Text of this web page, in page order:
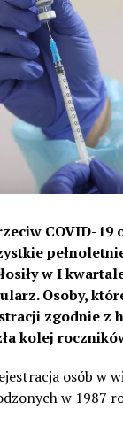
COVID-19
w I
Osoby,
zgodnie z
kolej
osób w
w 1987